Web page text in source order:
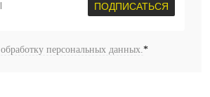
ПОДПИСАТЬСЯ
обработку персональных данных. *